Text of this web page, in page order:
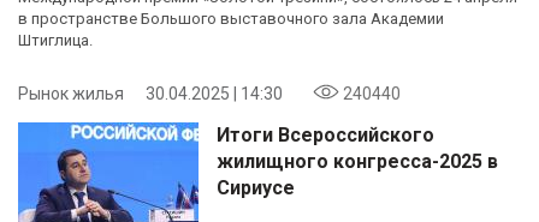
в пространстве Большого выставочного зала Академии
Штиглица.
Рынок жилья 30.04.2025 | 14:30 240440
Итоги Всероссийского
жилищного конгресса-2025 в
Сириусе